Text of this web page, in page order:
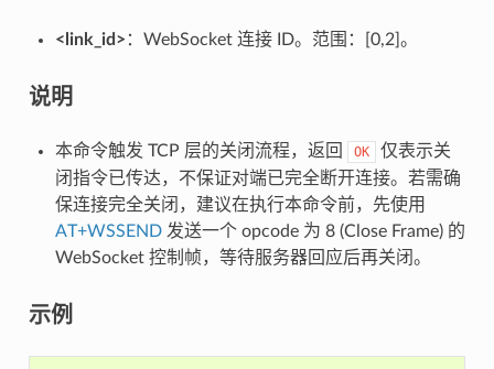
<link_id> ：WebSocket 连接 ID。范围：[0,2]。
说明
本命令触发 TCP 层的关闭流程，返回 OK
仅表示关
闭指令已传达，不保证对端已完全断开连接。若需确
保连接完全关闭，建议在执行本命令前，先使用
AT+WSSEND发送一个 opcode 为 8 (Close Frame) 的
WebSocket 控制帧，等待服务器回应后再关闭。
示例